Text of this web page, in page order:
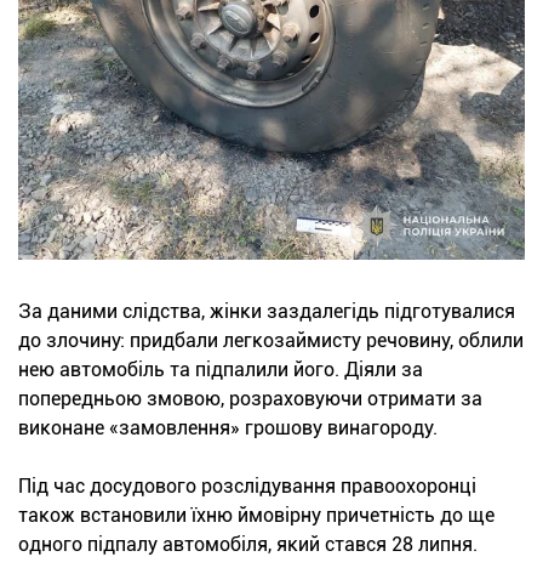
За даними слідства, жінки заздалегідь підготувалися
до злочину: придбали легкозаймисту речовину, облили
нею автомобіль та підпалили його. Діяли за
попередньою змовою, розраховуючи отримати за
виконане «замовлення» грошову винагороду.
Під час досудового розслідування правоохоронці
також встановили їхню ймовірну причетність до ще
одного підпалу автомобіля, який стався 28 липня.